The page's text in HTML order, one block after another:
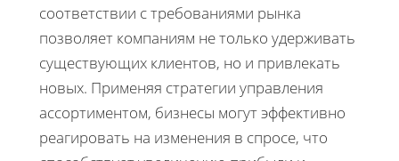
соответствии с требованиями рынка
позволяет компаниям не только удерживать
существующих клиентов, но и привлекать
новых. Применяя стратегии управления
ассортиментом, бизнесы могут эффективно
реагировать на изменения в спросе, что